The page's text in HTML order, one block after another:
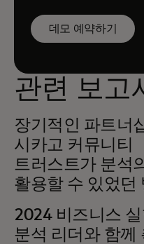
데모 예약하기
관련 보고
장기적인 파트너
시카고 커뮤니티
트러스트가 분석
활용할 수 있었던
2024 비즈니스
분석 리더와 함께